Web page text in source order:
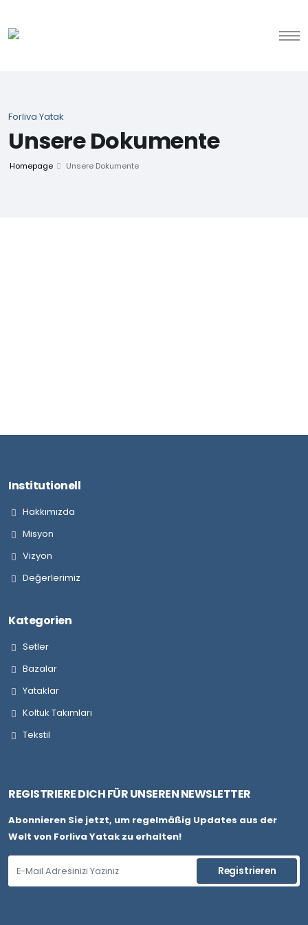
Forliva Yatak
Unsere Dokumente
Homepage Unsere Dokumente
Institutionell
Hakkımızda
Misyon
Vizyon
Değerlerimiz
Kategorien
Setler
Bazalar
Yataklar
Koltuk Takımları
Tekstil
REGISTRIERE DICH FÜR UNSEREN NEWSLETTER
Abonnieren Sie jetzt, um regelmäßig Updates aus der
Welt von Forliva Yatak zu erhalten!
Registrieren